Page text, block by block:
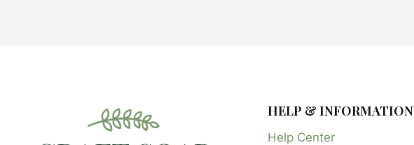
HELP & INFORMATION
Help Center